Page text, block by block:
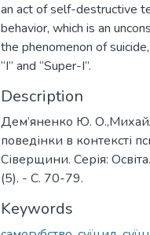
an act of self-destructive
behavior, which is an
the phenomenon of
“I” and “Super-I”.
Description
Дем’яненко Ю.
поведінки в контексті
Сіверщини. Серія:
(5). - С. 70-79.
Keywords